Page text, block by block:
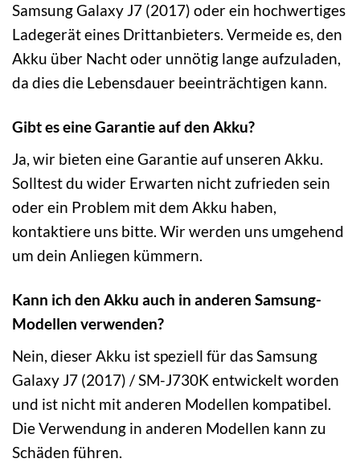
Samsung Galaxy J7 (2017) oder ein hochwertiges
Ladegerät eines Drittanbieters. Vermeide es, den
Akku über Nacht oder unnötig lange aufzuladen,
da dies die Lebensdauer beeinträchtigen kann.
Gibt es eine Garantie auf den Akku?
Ja, wir bieten eine Garantie auf unseren Akku.
Solltest du wider Erwarten nicht zufrieden sein
oder ein Problem mit dem Akku haben,
kontaktiere uns bitte. Wir werden uns umgehend
um dein Anliegen kümmern.
Kann ich den Akku auch in anderen Samsung-
Modellen verwenden?
Nein, dieser Akku ist speziell für das Samsung
Galaxy J7 (2017) / SM-J730K entwickelt worden
und ist nicht mit anderen Modellen kompatibel.
Die Verwendung in anderen Modellen kann zu
Schäden führen.